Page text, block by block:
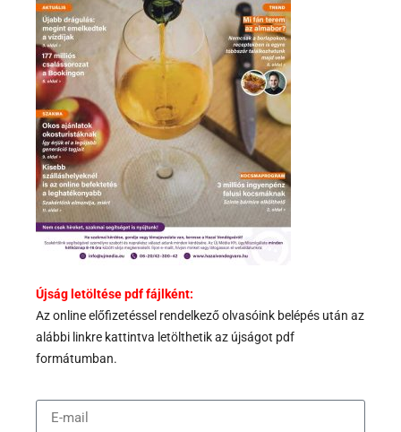
Újság letöltése pdf fájlként:
Azonline előfizetéssel rendelkező olvasóink belépés után az
alábbi linkre kattintva letölthetik az újságot pdf
formátumban.